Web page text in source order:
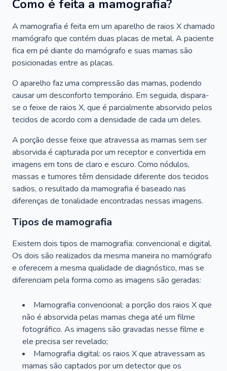
Como é feita a mamografia?
A mamografia é feita em um aparelho de raios X chamado
mamógrafo que contém duas placas de metal. A paciente
fica em pé diante do mamógrafo e suas mamas são
posicionadas entre as placas.
O aparelho faz uma compressão das mamas, podendo
causar um desconforto temporário. Em seguida, dispara-
se o feixe de raios X, que é parcialmente absorvido pelos
tecidos de acordo com a densidade de cada um deles.
A porção desse feixe que atravessa as mamas sem ser
absorvida é capturada por um receptor e convertida em
imagens em tons de claro e escuro. Como nódulos,
massas e tumores têm densidade diferente dos tecidos
sadios, o resultado da mamografia é baseado nas
diferenças de tonalidade encontradas nessas imagens.
Tipos de mamografia
Existem dois tipos de mamografia: convencional e digital.
Os dois são realizados da mesma maneira no mamógrafo
e oferecem a mesma qualidade de diagnóstico, mas se
diferenciam pela forma como as imagens são geradas:
Mamografia convencional: a porção dos raios X que
não é absorvida pelas mamas chega até um filme
fotográfico. As imagens são gravadas nesse filme e
ele precisa ser revelado;
Mamografia digital: os raios X que atravessam as
mamas são captados por um detector que os